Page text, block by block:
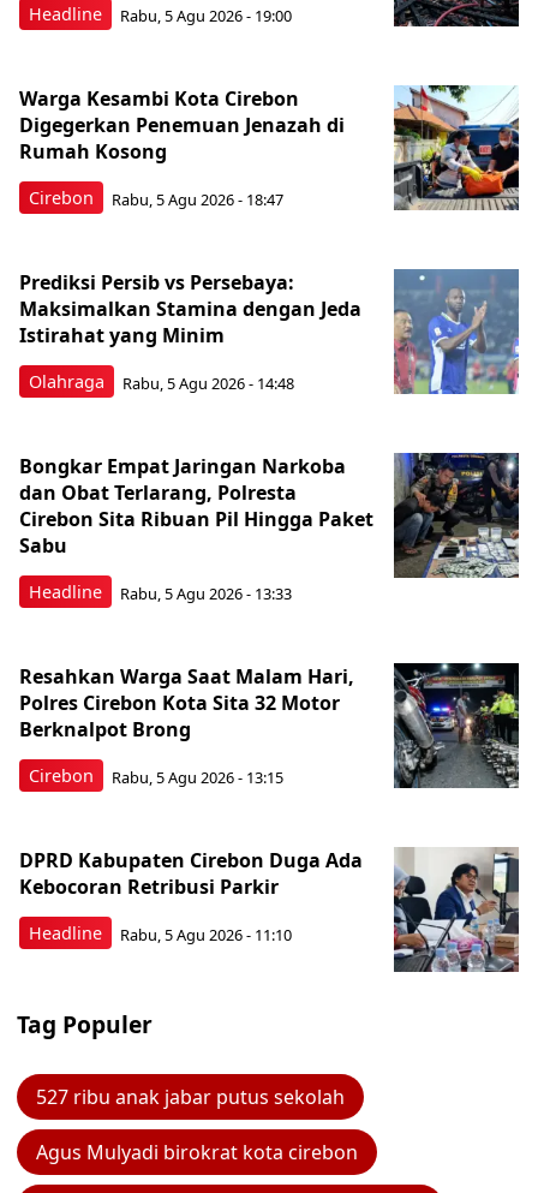
Headline Rabu, 5 Agu 2026 - 19:00
Cirebon
Warga Kesambi Kota Cirebon
Digegerkan Penemuan Jenazah di
Rumah Kosong
Rabu, 5 Agu 2026 - 18:47
Olahraga
Prediksi Persib vs Persebaya:
Maksimalkan Stamina dengan Jeda
Istirahat yang Minim
Rabu, 5 Agu 2026 - 14:48
Headline
Bongkar Empat Jaringan Narkoba
dan Obat Terlarang, Polresta
Cirebon Sita Ribuan Pil Hingga Paket
Sabu
Rabu, 5 Agu 2026 - 13:33
Cirebon
Resahkan Warga Saat Malam Hari,
Polres Cirebon Kota Sita 32 Motor
Berknalpot Brong
Rabu, 5 Agu 2026 - 13:15
Headline
DPRD Kabupaten Cirebon Duga Ada
Kebocoran Retribusi Parkir
Rabu, 5 Agu 2026 - 11:10
Tag Populer
527 ribu anak jabar putus sekolah
Agus Mulyadi birokrat kota cirebon